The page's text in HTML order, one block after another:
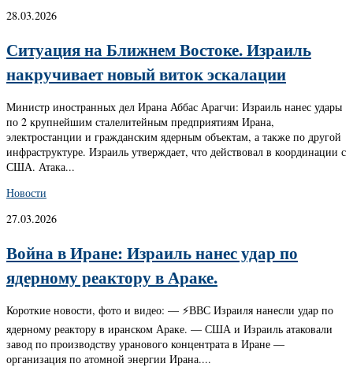
28.03.2026
Ситуация на Ближнем Востоке. Израиль
накручивает новый виток эскалации
Министр иностранных дел Ирана Аббас Арагчи: Израиль нанес удары
по 2 крупнейшим сталелитейным предприятиям Ирана,
электростанции и гражданским ядерным объектам, а также по другой
инфраструктуре. Израиль утверждает, что действовал в координации с
США. Атака...
Новости
27.03.2026
Война в Иране: Израиль нанес удар по
ядерному реактору в Араке.
Короткие новости, фото и видео: — ⚡️ВВС Израиля нанесли удар по
ядерному реактору в иранском Араке. — США и Израиль атаковали
завод по производству уранового концентрата в Иране —
организация по атомной энергии Ирана....